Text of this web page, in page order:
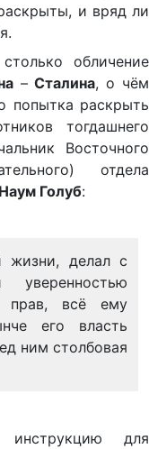
и вряд ли
обличение
–Сталина, о чём
попытка раскрыть
тогдашнего
Восточного
отдела
Наум Голуб:
жизни, делал с
прав, всё ему
его власть
ним столбовая
для